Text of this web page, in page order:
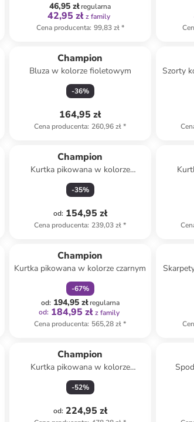
46,95 złregularna
42,95 zł z family
Cena producenta: 99,83 zł*
Champion
Bluza w kolorze fioletowym
-36%
164,95 zł
Cena producenta: 260,96 zł*
Szorty
Champion
Kurtka pikowana w kolorze
granatowym
-35%
od: 154,95 zł
Cena producenta: 239,03 zł*
Champion
Kurtka pikowana w kolorze czarnym
-67%
od: 194,95 złregularna
od: 184,95 zł z family
Cena producenta: 565,28 zł*
Champion
Kurtka pikowana w kolorze
granatowym
-52%
od: 224,95 zł